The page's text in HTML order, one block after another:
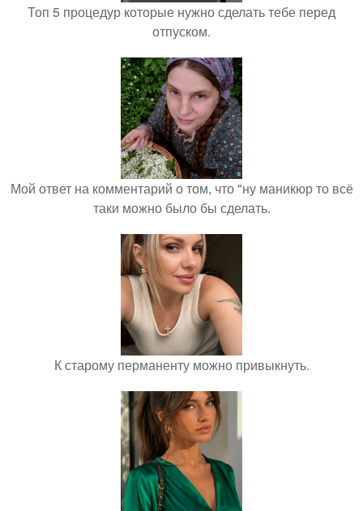
Топ 5 процедур которые нужно сделать тебе перед
отпуском.
Мой ответ на комментарий о том, что "ну маникюр то всё
таки можно было бы сделать.
К старому перманенту можно привыкнуть.